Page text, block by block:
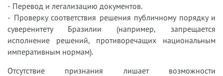
- Перевод и легализацию документов.
- Проверку соответствия решения публичному порядку и
суверенитету Бразилии (например, запрещается
исполнение решений, противоречащих национальным
императивным нормам).
Отсутствие признания лишает возможности